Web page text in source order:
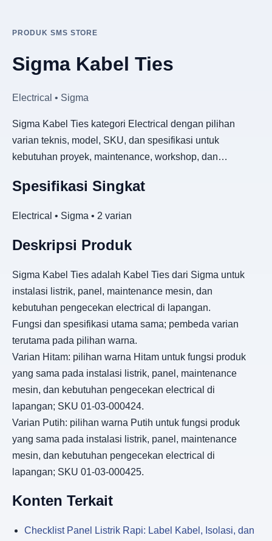
PRODUK SMS STORE
Sigma Kabel Ties
Electrical • Sigma
Sigma Kabel Ties kategori Electrical dengan pilihan
varian teknis, model, SKU, dan spesifikasi untuk
kebutuhan proyek, maintenance, workshop, dan…
Spesifikasi Singkat
Electrical • Sigma • 2 varian
Deskripsi Produk
Sigma Kabel Ties adalah Kabel Ties dari Sigma untuk
instalasi listrik, panel, maintenance mesin, dan
kebutuhan pengecekan electrical di lapangan.
Fungsi dan spesifikasi utama sama; pembeda varian
terutama pada pilihan warna.
Varian Hitam: pilihan warna Hitam untuk fungsi produk
yang sama pada instalasi listrik, panel, maintenance
mesin, dan kebutuhan pengecekan electrical di
lapangan; SKU 01-03-000424.
Varian Putih: pilihan warna Putih untuk fungsi produk
yang sama pada instalasi listrik, panel, maintenance
mesin, dan kebutuhan pengecekan electrical di
lapangan; SKU 01-03-000425.
Konten Terkait
Checklist Panel Listrik Rapi: Label Kabel, Isolasi, dan